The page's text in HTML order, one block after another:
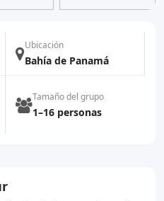
Ubicación
Bahía de Panamá
Tamaño del grupo
1–16 personas